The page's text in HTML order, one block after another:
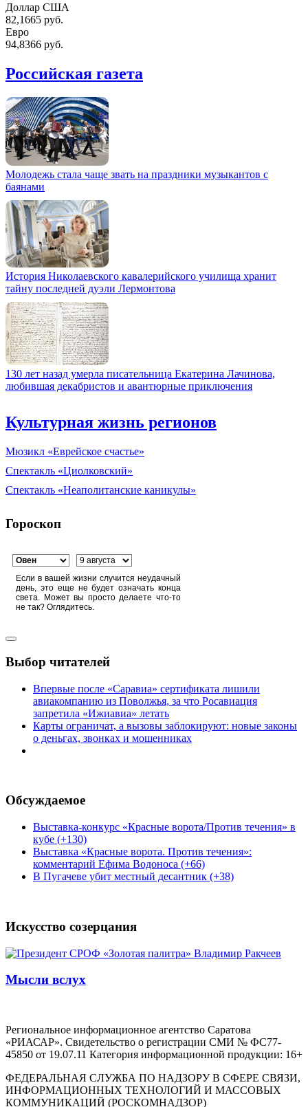
Доллар США
82,1665 руб.
Евро
94,8366 руб.
Российская газета
Молодежь стала чаще звать на праздники музыкантов с
баянами
История Николаевского кавалерийского училища хранит
тайну последней дуэли Лермонтова
130 лет назад умерла писательница Екатерина Лачинова,
любившая декабристов и авантюрные приключения
Культурная жизнь регионов
Мюзикл «Еврейское счастье»
Спектакль «Циолковский»
Спектакль «Неаполитанские каникулы»
Гороскоп
Если в вашей жизни случится неудачный
день, это еще не будет означать конца
света. Может вы просто делаете что-то
не так? Оглядитесь.
Выбор читателей
Впервые после «Саравиа» сертификата лишили
авиакомпанию из Поволжья, за что Росавиация
запретила «Ижиавиа» летать
Карты ограничат, а вызовы заблокируют: новые законы
о деньгах, звонках и мошенниках
Обсуждаемое
Выставка-конкурс «Красные ворота/Против течения» в
кубе (+130)
Выставка «Красные ворота. Против течения»:
комментарий Ефима Водоноса (+66)
В Пугачеве убит местный десантник (+38)
Искусство созерцания
Мысли вслух
Региональное информационное агентство Саратова
«РИАСАР». Свидетельство о регистрации СМИ № ФС77-
45850 от 19.07.11 Категория информационной продукции: 16+
ФЕДЕРАЛЬНАЯ СЛУЖБА ПО НАДЗОРУ В СФЕРЕ СВЯЗИ,
ИНФОРМАЦИОННЫХ ТЕХНОЛОГИЙ И МАССОВЫХ
КОММУНИКАЦИЙ (РОСКОМНАДЗОР)